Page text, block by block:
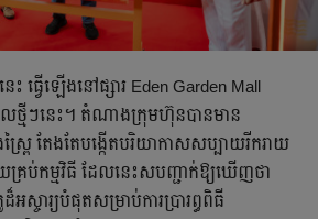
េះ ធ្វើឡើងនៅផ្សារ Eden Garden Mall
លថ្មីៗនេះ។ តំណាងក្រុមហ៊ុនបានមាន
ព្រៃ តែងតែបង្កើតបរិយាកាសសប្បាយរីករាយ
រប់កម្មវិធី ដែលនេះសបញ្ជាក់ឱ្យឃើញថា
អស្ចារ្យបំផុតសម្រាប់ការប្រារព្ធពិធី